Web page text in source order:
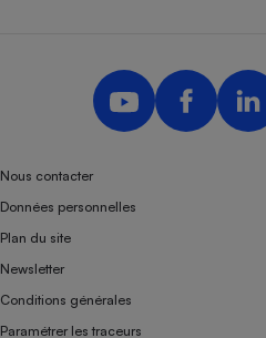
Nous contacter
Données personnelles
Plan du site
Newsletter
Conditions générales
Paramétrer les traceurs